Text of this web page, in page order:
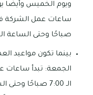
ويوم الخميس وأيضًا
صباحًا وحتى الساعة الـ 11:30 مساءً.
بينما تكون مواعيد
الجمعة: تبدأ ساعات